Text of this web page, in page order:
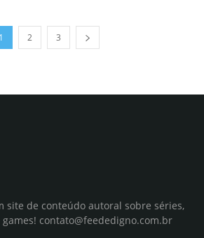
1 2 3
site de conteúdo autoral sobre séries,
contato@feededigno.com.br